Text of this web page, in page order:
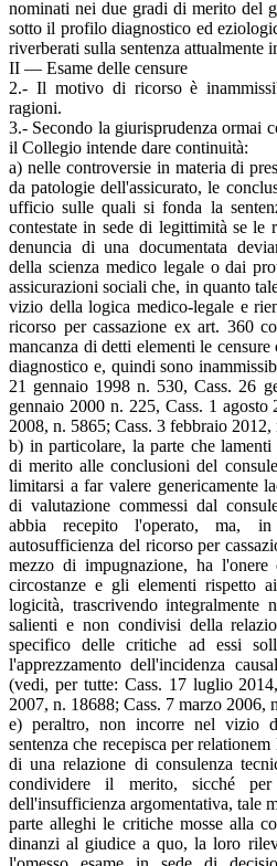
nominati nei due gradi di merito del
sotto il profilo diagnostico ed
riverberati sulla sentenza attualmente
II — Esame delle censure
2.- Il motivo di ricorso è
ragioni.
3.- Secondo la giurisprudenza ormai
il Collegio intende dare continuità:
a) nelle controversie in materia di
da patologie dell'assicurato, le
ufficio sulle quali si fonda la
contestate in sede di legittimità se le
denuncia di una documentata
della scienza medico legale o dai
assicurazioni sociali che, in quanto
vizio della logica medico-legale e
ricorso per cassazione ex art. 360
mancanza di detti elementi le
diagnostico e, quindi sono
21 gennaio 1998 n. 530, Cass. 26
gennaio 2000 n. 225, Cass. 1 agosto
2008, n. 5865; Cass. 3 febbraio 2012,
b) in particolare, la parte che
di merito alle conclusioni del
limitarsi a far valere genericamente
di valutazione commessi dal
abbia recepito l'operato, ma,
autosufficienza del ricorso per
mezzo di impugnazione, ha
circostanze e gli elementi rispetto
logicità, trascrivendo integralmente
salienti e non condivisi della
specifico delle critiche ad essi
l'apprezzamento dell'incidenza
(vedi, per tutte: Cass. 17 luglio
2007, n. 18688; Cass. 7 marzo 2006,
e) peraltro, non incorre nel vizio
sentenza che recepisca per
di una relazione di consulenza
condividere il merito, sicché
dell'insufficienza argomentativa, tale
parte alleghi le critiche mosse alla
dinanzi al giudice a quo, la loro